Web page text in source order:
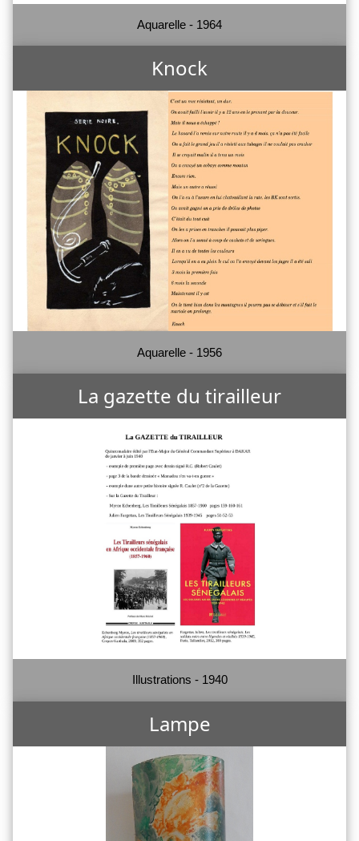
Aquarelle - 1964
Knock
Aquarelle - 1956
La gazette du tirailleur
Illustrations - 1940
Lampe